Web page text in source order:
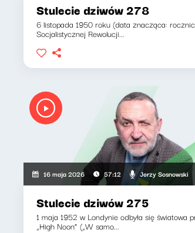
Stulecie dziwów 278
6 listopada 1950 roku (data znacząca:
Socjalistycznej Rewolucji...
16 maja 2026 57:12 Jerzy Sosnowski
Stulecie dziwów 275
1 maja 1952 w Londynie odbyła się światowa
„High Noon” („W samo...